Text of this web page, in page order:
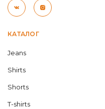
КАТАЛОГ
Jeans
Shirts
Shorts
T-shirts